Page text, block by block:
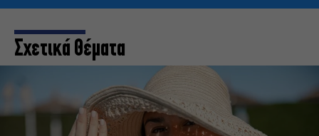
Σχετικά Θέματα